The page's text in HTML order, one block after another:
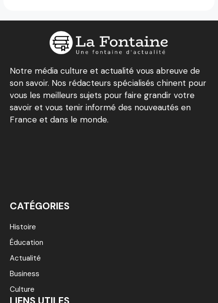
Notre média culture et actualité vous abreuve de
son savoir. Nos rédacteurs spécialisés chinent pour
vous les meilleurs sujets pour faire grandir votre
savoir et vous tenir informé des nouveautés en
France et dans le monde.
CATÉGORIES
Histoire
Éducation
Actualité
Business
Culture